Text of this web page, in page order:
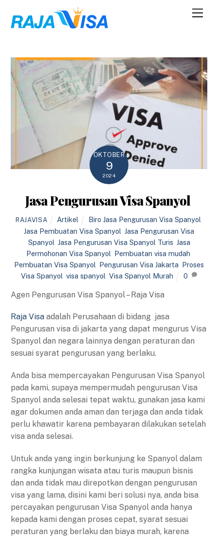
content
OKTOBER
9
2024
Jasa Pengurusan Visa Spanyol
RAJAVISA Artikel Biro Jasa Pengurusan Visa Spanyol
Jasa Pembuatan Visa Spanyol Jasa Pengurusan Visa
Spanyol Jasa Pengurusan Visa Spanyol Turis Jasa
Permohonan Visa Spanyol Pembuatan visa mudah
Pembuatan Visa Spanyol Pengurusan Visa Jakarta Proses
Visa Spanyol visa spanyol Visa Spanyol Murah 0
Agen Pengurusan Visa Spanyol – Raja Visa
Raja Visa adalah Perusahaan di bidang jasa
Pengurusan visa di jakarta yang dapat mengurus Visa
Spanyol dan negara lainnya dengan peraturan dan
sesuai syarat pengurusan yang berlaku.
Anda bisa mempercayakan Pengurusan Visa Spanyol
pada kami, supaya mempermudah pengurusan Visa
Spanyol anda selesai tepat waktu, gunakan jasa kami
agar dokumen anda aman dan terjaga dan anda tidak
perlu khawatir karena pembayaran dilakukan setelah
visa anda selesai.
Untuk anda yang ingin berkunjung ke Spanyol dalam
rangka kunjungan wisata atau turis maupun bisnis
dan anda tidak mau direpotkan dengan pengurusan
visa yang lama, disini kami beri solusi nya, anda bisa
percayakan pengurusan Visa Spanyol anda hanya
kepada kami dengan proses cepat, syarat sesuai
peraturan yang berlaku dan biaya murah, karena